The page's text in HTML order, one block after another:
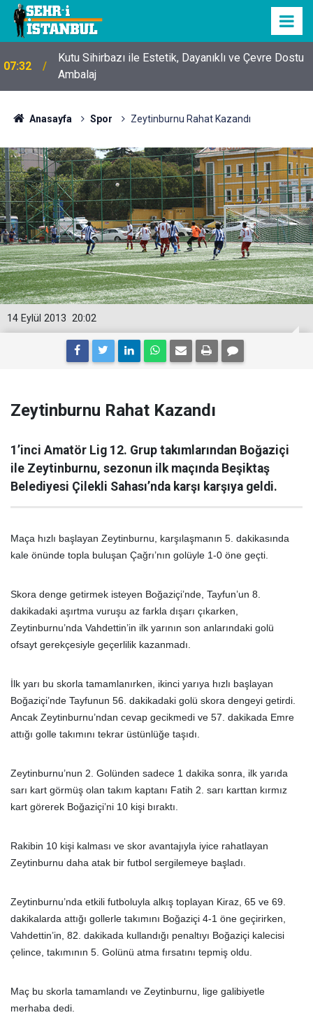
07:32
Kutu Sihirbazı ile Estetik, Dayanıklı ve Çevre Dostu
Ambalaj
Anasayfa Spor Zeytinburnu Rahat Kazandı
20:02
14 Eylül 2013
Zeytinburnu Rahat Kazandı
1’inci Amatör Lig 12. Grup takımlarından Boğaziçi
ile Zeytinburnu, sezonun ilk maçında Beşiktaş
Belediyesi Çilekli Sahası’nda karşı karşıya geldi.
Maça hızlı başlayan Zeytinburnu, karşılaşmanın 5. dakikasında
kale önünde topla buluşan Çağrı’nın golüyle 1-0 öne geçti.
Skora denge getirmek isteyen Boğaziçi’nde, Tayfun’un 8.
dakikadaki aşırtma vuruşu az farkla dışarı çıkarken,
Zeytinburnu’nda Vahdettin’in ilk yarının son anlarındaki golü
ofsayt gerekçesiyle geçerlilik kazanmadı.
İlk yarı bu skorla tamamlanırken, ikinci yarıya hızlı başlayan
Boğaziçi’nde Tayfunun 56. dakikadaki golü skora dengeyi getirdi.
Ancak Zeytinburnu’ndan cevap gecikmedi ve 57. dakikada Emre
attığı golle takımını tekrar üstünlüğe taşıdı.
Zeytinburnu’nun 2. Golünden sadece 1 dakika sonra, ilk yarıda
sarı kart görmüş olan takım kaptanı Fatih 2. sarı karttan kırmız
kart görerek Boğaziçi’ni 10 kişi bıraktı.
Rakibin 10 kişi kalması ve skor avantajıyla iyice rahatlayan
Zeytinburnu daha atak bir futbol sergilemeye başladı.
Zeytinburnu’nda etkili futboluyla alkış toplayan Kiraz, 65 ve 69.
dakikalarda attığı gollerle takımını Boğaziçi 4-1 öne geçirirken,
Vahdettin’in, 82. dakikada kullandığı penaltıyı Boğaziçi kalecisi
çelince, takımının 5. Golünü atma fırsatını tepmiş oldu.
Maç bu skorla tamamlandı ve Zeytinburnu, lige galibiyetle
merhaba dedi.